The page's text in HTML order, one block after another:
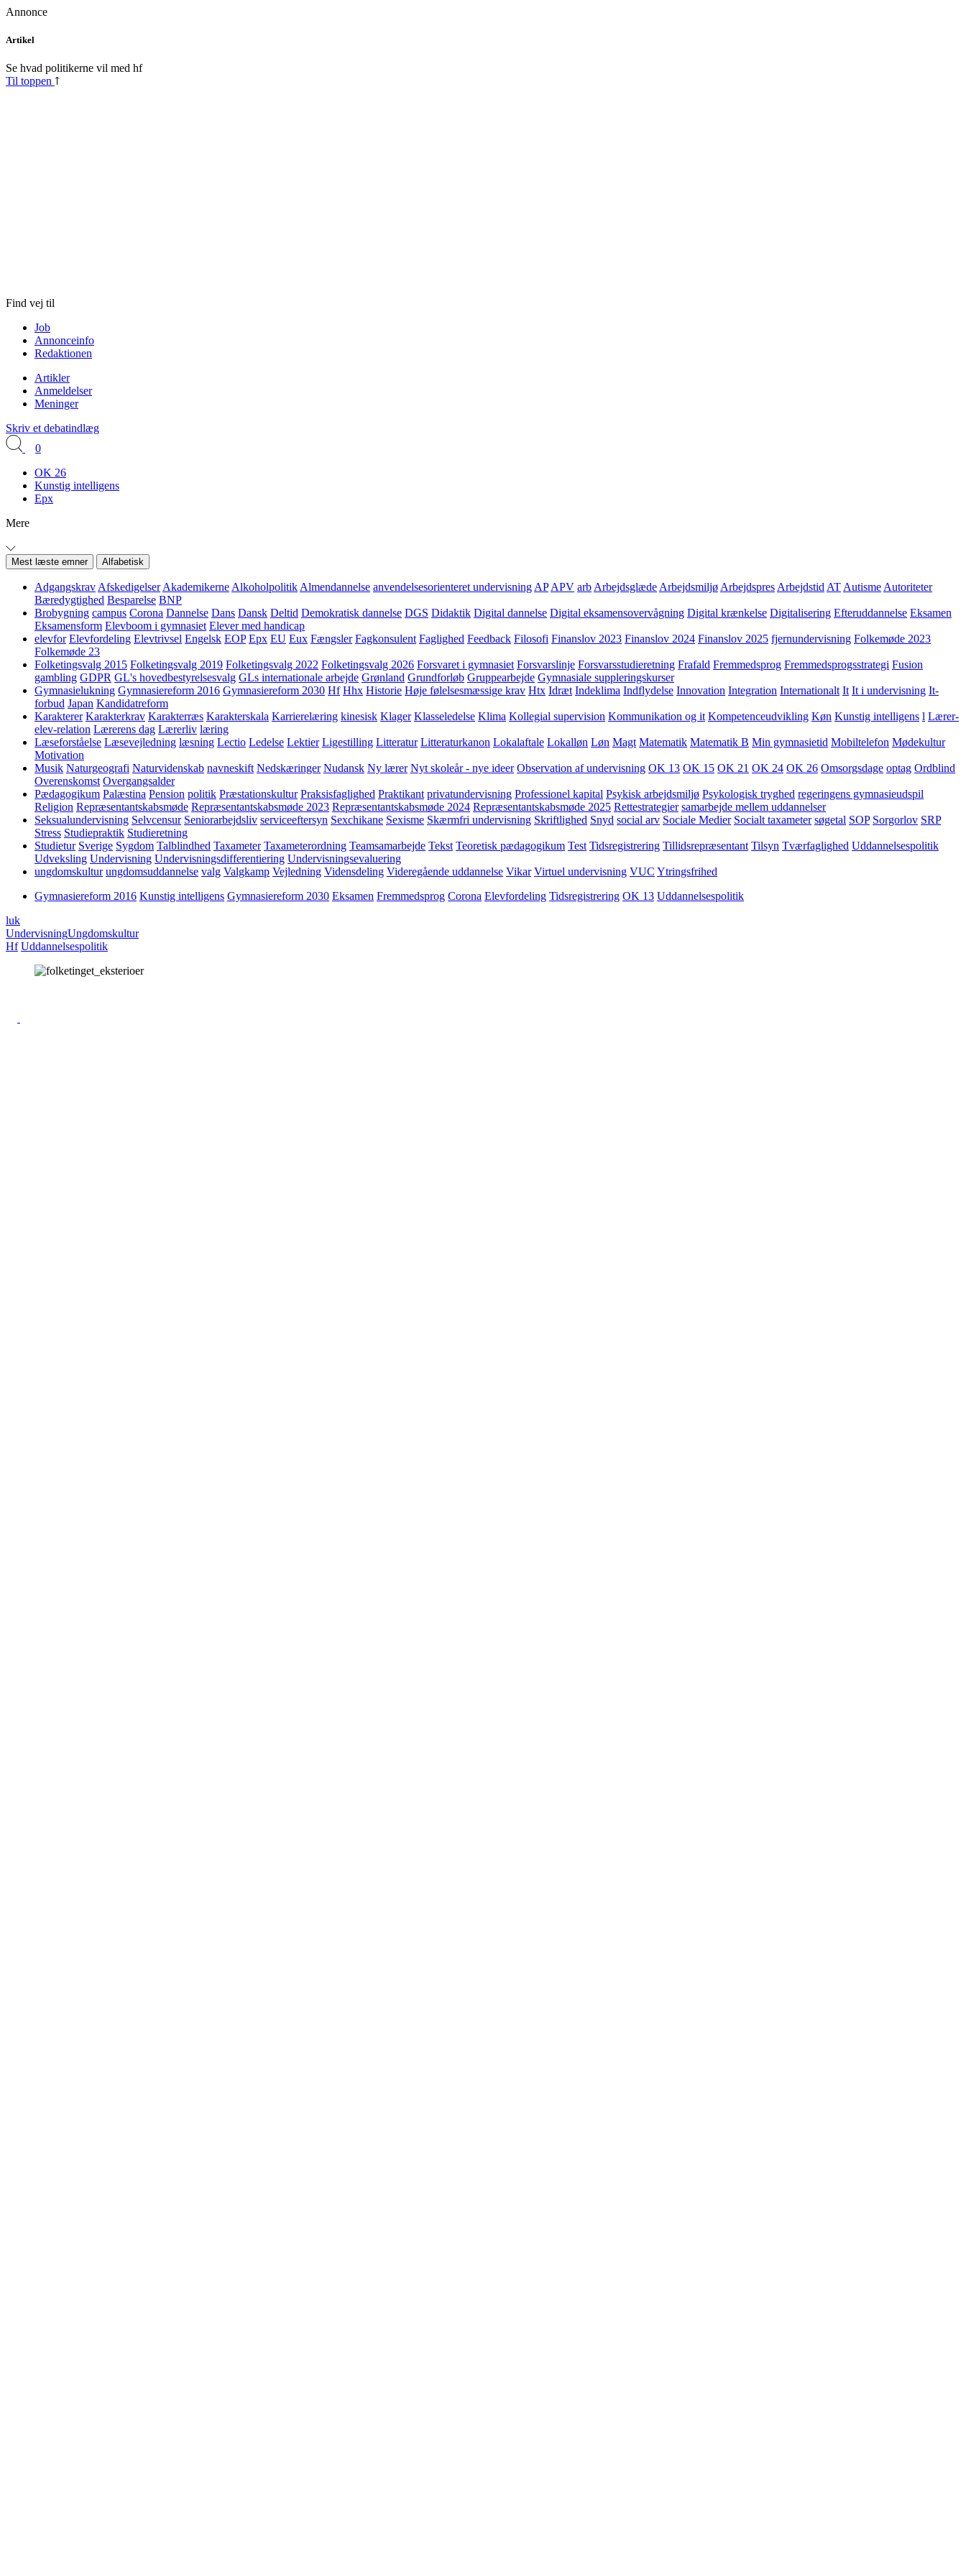
Annonce
Skip
content
Artikel
Se hvad politikerne vil med hf
Til toppen
Find vej til
Job
Annonceinfo
Redaktionen
Artikler
Anmeldelser
Meninger
Skriv et debatindlæg
0
OK 26
Kunstig intelligens
Epx
Mere
Mest læste emner Alfabetisk
Adgangskrav Afskedigelser Akademikerne Alkoholpolitik Almendannelse anvendelsesorienteret undervisning AP APV arb Arbejdsglæde Arbejdsmiljø Arbejdspres Arbejdstid AT Autisme Autoriteter
Bæredygtighed Besparelse BNP
Brobygning campus Corona Dannelse Dans Dansk Deltid Demokratisk dannelse DGS Didaktik Digital dannelse Digital eksamensovervågning Digital krænkelse Digitalisering Efteruddannelse Eksamen
Eksamensform Elevboom i gymnasiet Elever med handicap
elevfor Elevfordeling Elevtrivsel Engelsk EOP Epx EU Eux Fængsler Fagkonsulent Faglighed Feedback Filosofi Finanslov 2023 Finanslov 2024 Finanslov 2025 fjernundervisning Folkemøde 2023
Folkemøde 23
Folketingsvalg 2015 Folketingsvalg 2019 Folketingsvalg 2022 Folketingsvalg 2026 Forsvaret i gymnasiet Forsvarslinje Forsvarsstudieretning Frafald Fremmedsprog Fremmedsprogsstrategi Fusion
gambling GDPR GL's hovedbestyrelsesvalg GLs internationale arbejde Grønland Grundforløb Gruppearbejde Gymnasiale suppleringskurser
Gymnasielukning Gymnasiereform 2016 Gymnasiereform 2030 Hf Hhx Historie Høje følelsesmæssige krav Htx Idræt Indeklima Indflydelse Innovation Integration Internationalt It It i undervisning It-
forbud Japan Kandidatreform
Karakterer Karakterkrav Karakterræs Karakterskala Karrierelæring kinesisk Klager Klasseledelse Klima Kollegial supervision Kommunikation og it Kompetenceudvikling Køn Kunstig intelligens l Lærer-
elev-relation Lærerens dag Lærerliv læring
Læseforståelse Læsevejledning læsning Lectio Ledelse Lektier Ligestilling Litteratur Litteraturkanon Lokalaftale Lokalløn Løn Magt Matematik Matematik B Min gymnasietid Mobiltelefon Mødekultur
Motivation
Musik Naturgeografi Naturvidenskab navneskift Nedskæringer Nudansk Ny lærer Nyt skoleår - nye ideer Observation af undervisning OK 13 OK 15 OK 21 OK 24 OK 26 Omsorgsdage optag Ordblind
Overenskomst Overgangsalder
Pædagogikum Palæstina Pension politik Præstationskultur Praksisfaglighed Praktikant privatundervisning Professionel kapital Psykisk arbejdsmiljø Psykologisk tryghed regeringens gymnasieudspil
Religion Repræsentantskabsmøde Repræsentantskabsmøde 2023 Repræsentantskabsmøde 2024 Repræsentantskabsmøde 2025 Rettestrategier samarbejde mellem uddannelser
Seksualundervisning Selvcensur Seniorarbejdsliv serviceeftersyn Sexchikane Sexisme Skærmfri undervisning Skriftlighed Snyd social arv Sociale Medier Socialt taxameter søgetal SOP Sorgorlov SRP
Stress Studiepraktik Studieretning
Studietur Sverige Sygdom Talblindhed Taxameter Taxameterordning Teamsamarbejde Tekst Teoretisk pædagogikum Test Tidsregistrering Tillidsrepræsentant Tilsyn Tværfaglighed Uddannelsespolitik
Udveksling Undervisning Undervisningsdifferentiering Undervisningsevaluering
ungdomskultur ungdomsuddannelse valg Valgkamp Vejledning Vidensdeling Videregående uddannelse Vikar Virtuel undervisning VUC Ytringsfrihed
Gymnasiereform 2016 Kunstig intelligens Gymnasiereform 2030 Eksamen Fremmedsprog Corona Elevfordeling Tidsregistrering OK 13 Uddannelsespolitik
luk
UndervisningUngdomskultur
Hf Uddannelsespolitik